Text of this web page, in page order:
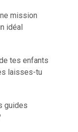
mission
idéal
tes enfants
laisses-tu
guides